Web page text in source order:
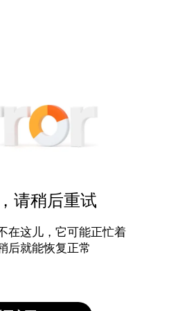
请稍后重试
在这儿，它可能正忙着
后就能恢复正常